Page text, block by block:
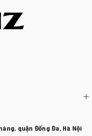
quận Đống Đa, Hà Nội